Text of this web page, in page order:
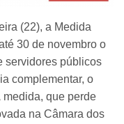
(22), a Medida
30 de novembro o
servidores públicos
complementar, o
medida, que perde
na Câmara dos